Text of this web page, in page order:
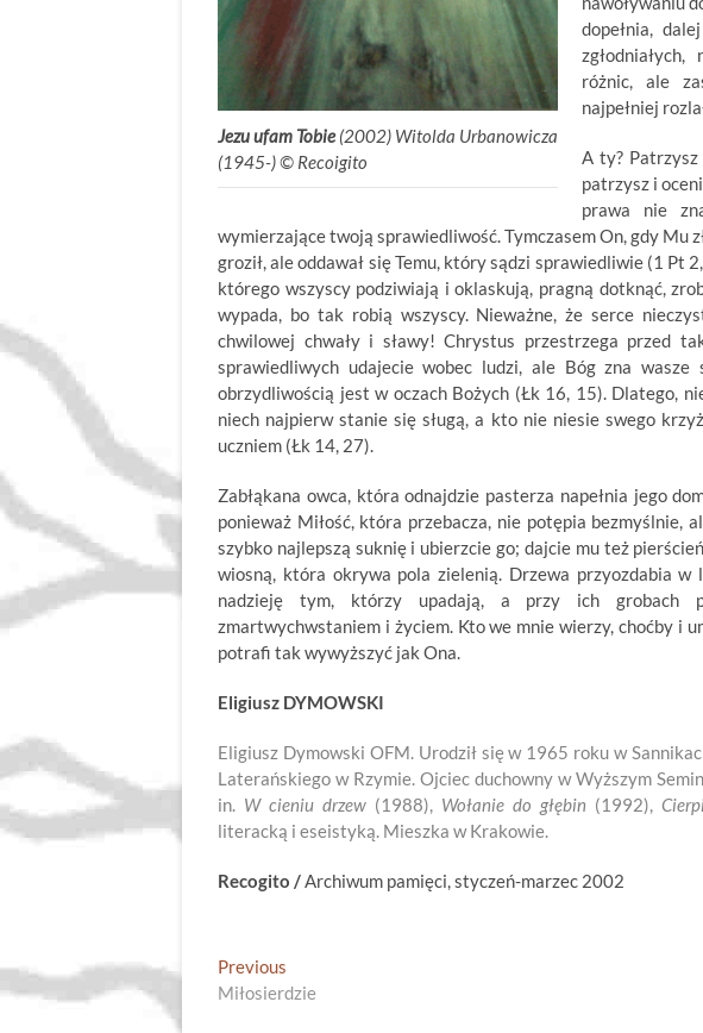
Jezu ufam Tobie(2002) Witolda Urbanowicza
(1945-) © Recoigito
dopełnia,
różnic, ale
najpełniej
A ty?
patrzysz i
prawa nie
wymierzające twoją sprawiedliwość. Tymczasem On, gdy Mu
groził, ale oddawał się Temu, który sądzi sprawiedliwie (1 Pt
którego wszyscy podziwiają i oklaskują, pragną dotknąć,
wypada, bo tak robią wszyscy. Nieważne, że serce
chwilowej chwały i sławy! Chrystus przestrzega przed
sprawiedliwych udajecie wobec ludzi, ale Bóg zna
obrzydliwością jest w oczach Bożych (Łk 16, 15). Dlatego,
niech najpierw stanie się sługą, a kto nie niesie swego
uczniem (Łk 14, 27).
Zabłąkana owca, która odnajdzie pasterza napełnia jego
ponieważ Miłość, która przebacza, nie potępia bezmyślnie,
szybko najlepszą suknię i ubierzcie go; dajcie mu też
wiosną, która okrywa pola zielenią. Drzewa przyozdabia
nadzieję tym, którzy upadają, a przy ich grobach
zmartwychwstaniem i życiem. Kto we mnie wierzy, choćby i
potrafi tak wywyższyć jak Ona.
Eligiusz DYMOWSKI
Eligiusz Dymowski OFM. Urodził się w 1965 roku w
Laterańskiego w Rzymie. Ojciec duchowny w Wyższym
in. W cieniu drzew(1988), Wołanie do głębin (1992),
literacką i eseistyką. Mieszka w Krakowie.
Recogito /Archiwum pamięci, styczeń-marzec 2002
Nawigacja
wpisu
Previous
post:
Miłosierdzie